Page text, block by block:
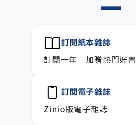
訂閱紙本雜誌
訂閱一年 加贈熱門好書
訂閱電子雜誌
Zinio版電子雜誌